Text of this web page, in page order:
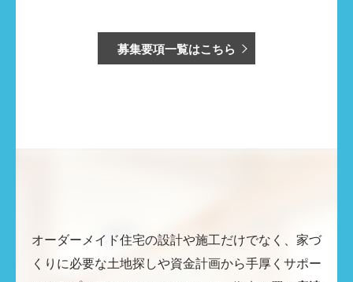
募集要項一覧はこちら
オーダーメイド住宅の設計や施工だけでなく、家づ
くりに必要な土地探しや資金計画から手厚くサポー